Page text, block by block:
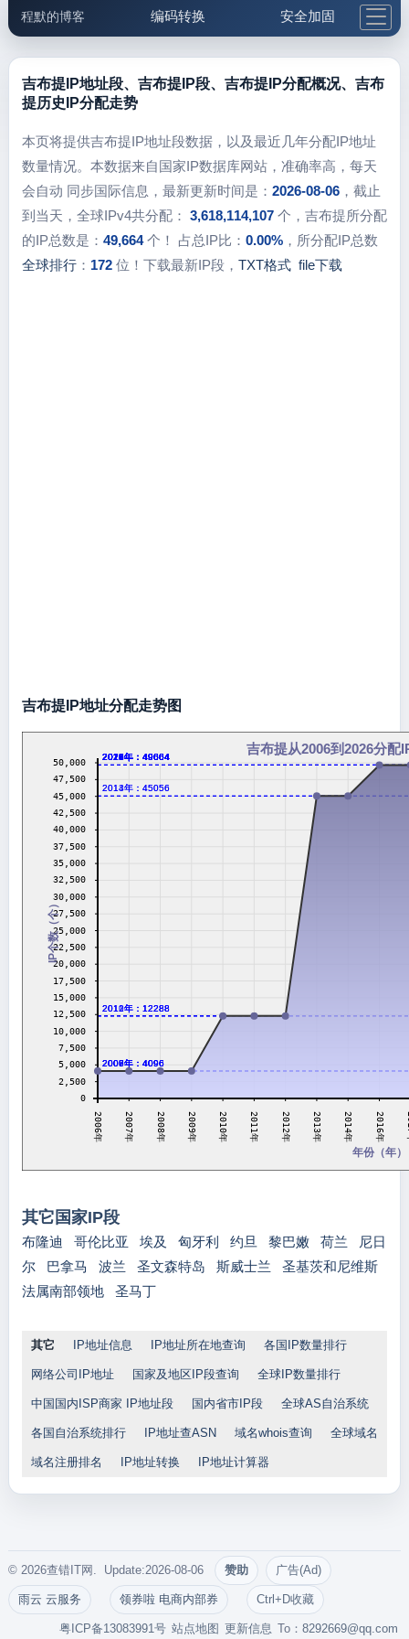
程默的博客 编码转换 安全加固
邮件工具 生活便民 更多工具
吉布提IP地址段、吉布提IP段、吉布提IP分配概况、吉布
提历史IP分配走势
本页将提供吉布提IP地址段数据，以及最近几年分配IP地址
数量情况。本数据来自国家IP数据库网站，准确率高，每天
会自动 同步国际信息，最新更新时间是： 2026-08-06，截止
到当天，全球IPv4共分配： 3,618,114,107个，吉布提所分配
的IP总数是： 49,664个！ 占总IP比： 0.00%，所分配IP总数
全球排行： 172位！下载最新IP段， TXT格式 file下载
吉布提IP地址分配走势图
吉布提从2006到2026分配
2006年：4096
2007年：4096
2008年：4096
2009年：4096
2010年：12288
2011年：12288
2012年：12288
2013年：45056
2014年：45056
2016年：49664
2017年：49664
2018年：49664
2019年：49664
2020年：49664
2021年：49664
2022年：49664
2023年：49664
2024年：49664
2026年：49664
0
2,500
5,000
7,500
10,000
12,500
15,000
17,500
20,000
22,500
25,000
27,500
30,000
32,500
35,000
37,500
40,000
42,500
45,000
47,500
50,000
2006年 2007年 2008年 2009年 2010年 2011年 2012年 2013年 2014年 2016年
年份（年）
IP个数（个）
其它国家IP段
布隆迪 哥伦比亚 埃及 匈牙利 约旦 黎巴嫩 荷兰
尼日
尔
巴拿马 波兰 圣文森特岛 斯威士兰
圣基茨和尼维斯
法属南部领地
圣马丁
其它 IP地址信息 IP地址所在地查询 各国IP数量排行
网络公司IP地址 国家及地区IP段查询 全球IP数量排行
中国国内ISP商家 IP地址段 国内省市IP段 全球AS自治系统
各国自治系统排行 IP地址查ASN 域名whois查询 全球域名
域名注册排名 IP地址转换 IP地址计算器
© 2026查错IT网. Update:2026-08-06 赞助 广告(Ad)
雨云 云服务 领券啦 电商内部券 Ctrl+D收藏
To：8292669@qq.com
更新信息
站点地图
粤ICP备13083991号